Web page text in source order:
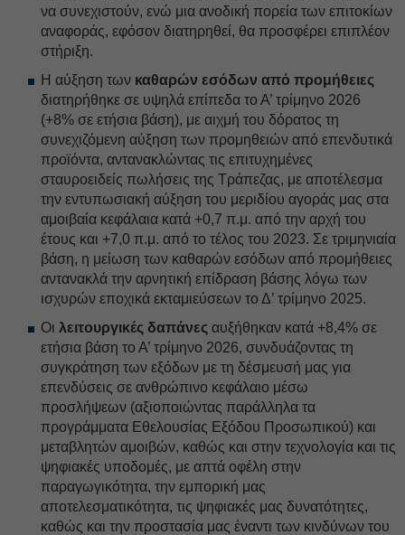
να συνεχιστούν, ενώ μια ανοδική πορεία των επιτοκίων
αναφοράς, εφόσον διατηρηθεί, θα προσφέρει επιπλέον
στήριξη.
Η αύξηση των καθαρών εσόδων από προμήθειες
διατηρήθηκε σε υψηλά επίπεδα το Α’ τρίμηνο 2026
(+8% σε ετήσια βάση), με αιχμή του δόρατος τη
συνεχιζόμενη αύξηση των προμηθειών από επενδυτικά
προϊόντα, αντανακλώντας τις επιτυχημένες
σταυροειδείς πωλήσεις της Τράπεζας, με αποτέλεσμα
την εντυπωσιακή αύξηση του μεριδίου αγοράς μας στα
αμοιβαία κεφάλαια κατά +0,7 π.μ. από την αρχή του
έτους και +7,0 π.μ. από το τέλος του 2023. Σε τριμηνιαία
βάση, η μείωση των καθαρών εσόδων από προμήθειες
αντανακλά την αρνητική επίδραση βάσης λόγω των
ισχυρών εποχικά εκταμιεύσεων το Δ’ τρίμηνο 2025.
Οι λειτουργικές δαπάνες αυξήθηκαν κατά +8,4% σε
ετήσια βάση το Α’ τρίμηνο 2026, συνδυάζοντας τη
συγκράτηση των εξόδων με τη δέσμευσή μας για
επενδύσεις σε ανθρώπινο κεφάλαιο μέσω
προσλήψεων (αξιοποιώντας παράλληλα τα
προγράμματα Εθελουσίας Εξόδου Προσωπικού) και
μεταβλητών αμοιβών, καθώς και στην τεχνολογία και τις
ψηφιακές υποδομές, με απτά οφέλη στην
παραγωγικότητα, την εμπορική μας
αποτελεσματικότητα, τις ψηφιακές μας δυνατότητες,
καθώς και την προστασία μας έναντι των κινδύνων του